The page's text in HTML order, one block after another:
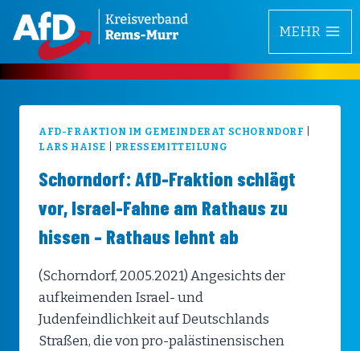
Inhalt
springen
MEHR
AFD-FRAKTION IM GEMEINDERAT SCHORNDORF
LARS HAISE
PRESSEMITTEILUNG
Schorndorf: AfD-Fraktion schlägt
vor, Israel-Fahne am Rathaus zu
hissen – Rathaus lehnt ab
(Schorndorf, 20.05.2021) Angesichts der
aufkeimenden Israel- und
Judenfeindlichkeit auf Deutschlands
Straßen, die von pro-palästinensischen